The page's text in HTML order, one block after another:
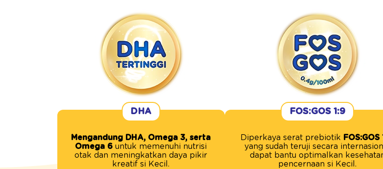
DHA
Mengandung DHA, Omega 3, serta
Omega 6 untuk memenuhi nutrisi
otak dan meningkatkan daya pikir
kreatif si Kecil.
FOS:GOS 1:9
Diperkaya serat prebiotik
FOS:GOS
yang sudah teruji secara
dapat bantu optimalkan
pencernaan si Kecil.